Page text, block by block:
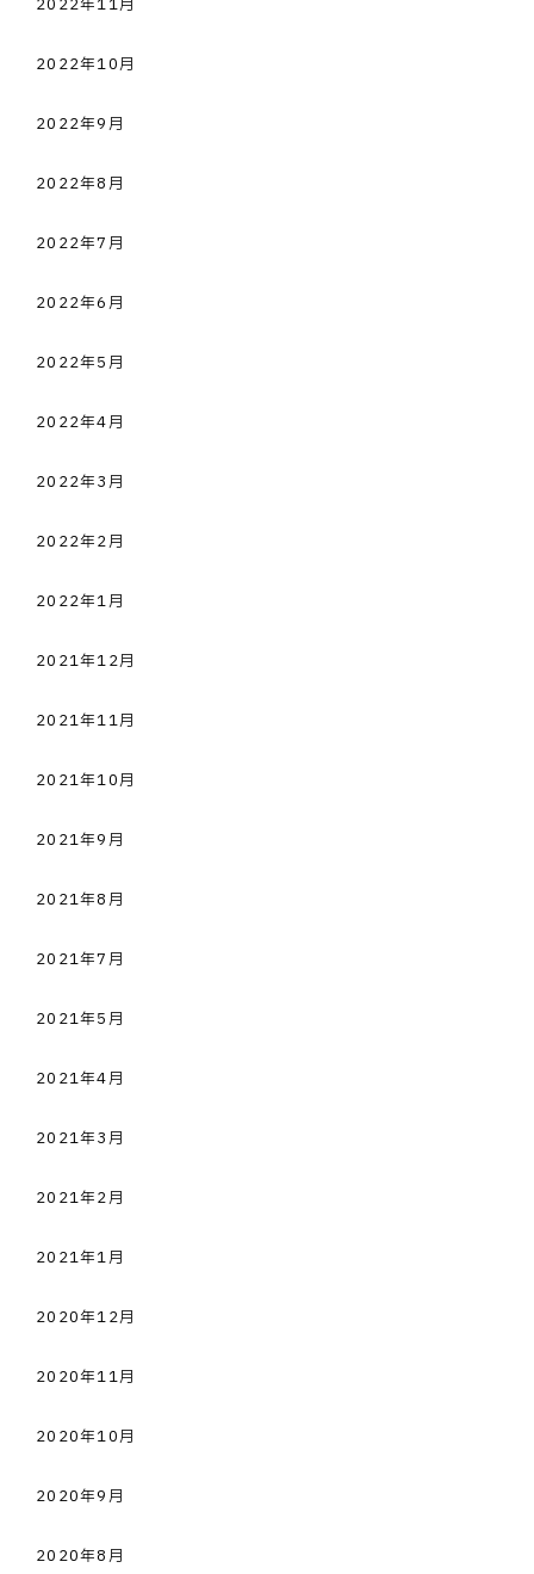
2022年11月
2022年10月
2022年9月
2022年8月
2022年7月
2022年6月
2022年5月
2022年4月
2022年3月
2022年2月
2022年1月
2021年12月
2021年11月
2021年10月
2021年9月
2021年8月
2021年7月
2021年5月
2021年4月
2021年3月
2021年2月
2021年1月
2020年12月
2020年11月
2020年10月
2020年9月
2020年8月